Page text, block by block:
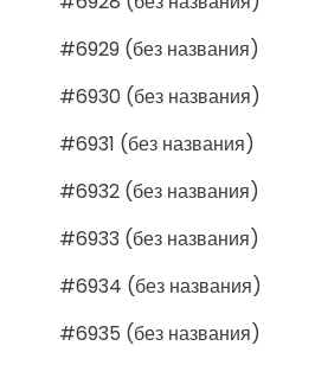
#6929 (без названия)
#6930 (без названия)
#6931 (без названия)
#6932 (без названия)
#6933 (без названия)
#6934 (без названия)
#6935 (без названия)